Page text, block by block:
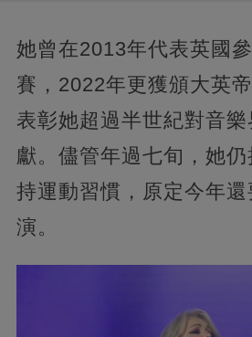
她曾在2013年代表英國
賽，2022年更獲頒大英
表彰她超過半世紀對音
獻。儘管年過七旬，她
持運動習慣，原定今年
演。